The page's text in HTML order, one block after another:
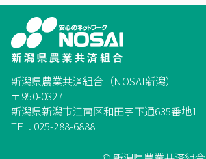
新潟県農業共済組合（NOSAI新潟）
〒950-0327
新潟県新潟市江南区和田字下通635番地1
TEL. 025-288-6888